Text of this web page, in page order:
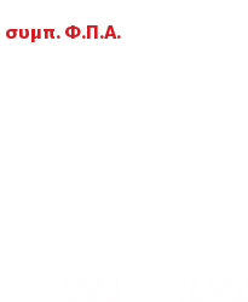
Η
συμπ. Φ.Π.Α.